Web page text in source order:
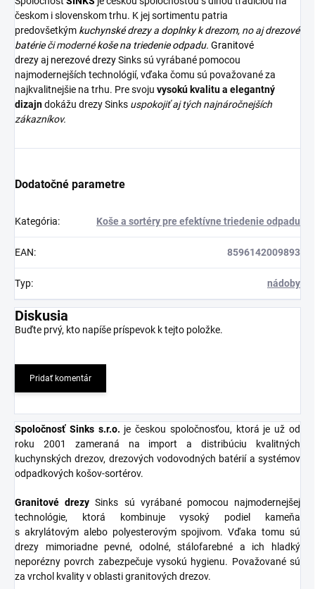
českom i slovenskom trhu. K jej sortimentu patria
predovšetkým kuchynské drezya doplnky k drezom, no ajdrezové
batérieči modernékoše na triedenie odpadu. Granitové
drezyaj nerezové drezySinks sú vyrábané pomocou
najmodernejších technológií, vďaka čomu sú považované za
najkvalitnejšie na trhu. Pre svoju vysokú kvalitu a elegantný
dizajndokážu drezy Sinks uspokojiť aj tých najnáročnejších
zákazníkov.
Dodatočné parametre
Kategória: Koše a sortéry pre efektívne triedenie odpadu
EAN: 8596142009893
Typ: nádoby
Diskusia
Buďte prvý, kto napíše príspevok k tejto položke.
Pridať komentár
Spoločnosť Sinks s.r.o. je českou spoločnosťou, ktorá je už od
roku 2001 zameraná na import a distribúciu kvalitných
kuchynských drezov, drezových vodovodných batérií a systémov
odpadkových košov-sortérov.
Granitové drezy Sinks sú vyrábané pomocou najmodernejšej
technológie, ktorá kombinuje vysoký podiel kameňa
s akrylátovým alebo polyesterovým spojivom. Vďaka tomu sú
drezy mimoriadne pevné, odolné, stálofarebné a ich hladký
neporézny povrch zabezpečuje vysokú hygienu. Považované sú
za vrchol kvality v oblasti granitových drezov.